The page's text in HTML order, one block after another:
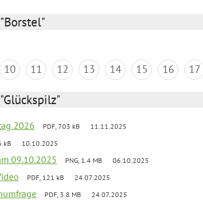
10 11 12 13 14 15 16 17
2026 PDF, 703 kB 11.11.2025
kB 10.10.2025
09.10.2025 PNG, 1.4 MB 06.10.2025
PDF, 121 kB 24.07.2025
PDF, 3.8 MB 24.07.2025